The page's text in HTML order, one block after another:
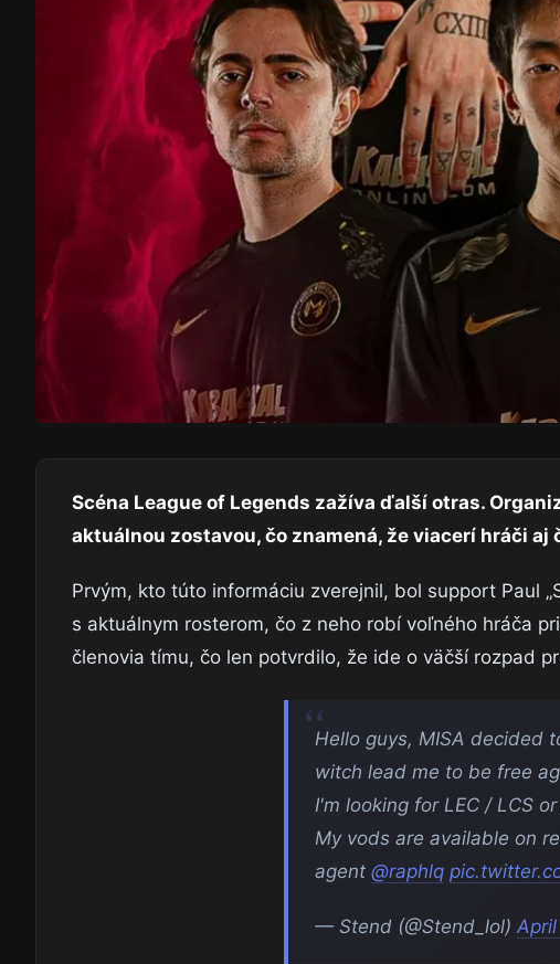
Scéna League of Legends zažíva ďalší otras.
aktuálnou zostavou, čo znamená, že viacerí hráči
Prvým, kto túto informáciu zverejnil, bol support Paul
s aktuálnym rosterom, čo z neho robí voľného hráča
členovia tímu, čo len potvrdilo, že ide o väčší rozpad
Hello guys, MISA decided
witch lead me to be free
I'm looking for LEC / LCS
My vods are available on
agent @raphlq
— Stend (@Stend_lol)